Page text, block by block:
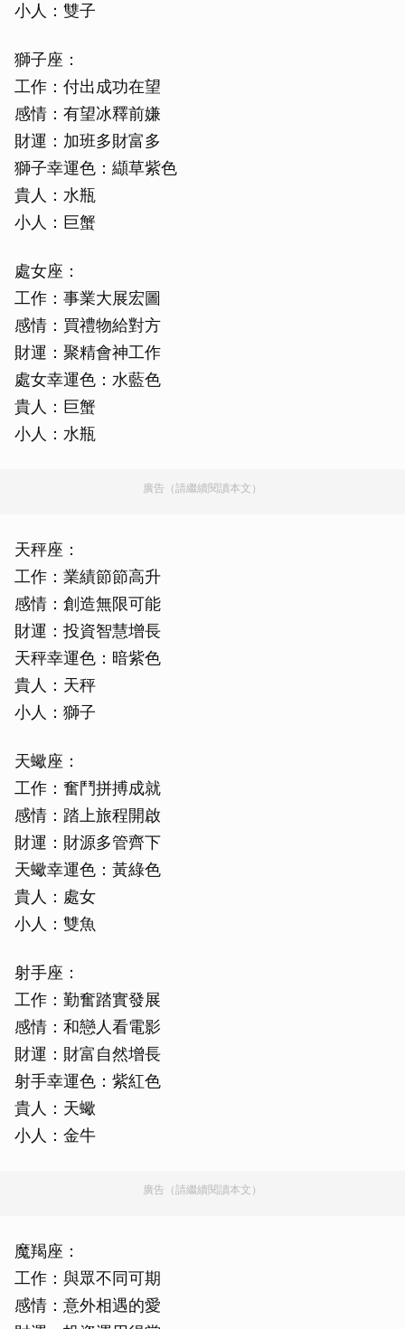
小人：雙子
獅子座：
工作：付出成功在望
感情：有望冰釋前嫌
財運：加班多財富多
獅子幸運色：纈草紫色
貴人：水瓶
小人：巨蟹
處女座：
工作：事業大展宏圖
感情：買禮物給對方
財運：聚精會神工作
處女幸運色：水藍色
貴人：巨蟹
小人：水瓶
廣告（請繼續閱讀本文）
天秤座：
工作：業績節節高升
感情：創造無限可能
財運：投資智慧增長
天秤幸運色：暗紫色
貴人：天秤
小人：獅子
天蠍座：
工作：奮鬥拼搏成就
感情：踏上旅程開啟
財運：財源多管齊下
天蠍幸運色：黃綠色
貴人：處女
小人：雙魚
射手座：
工作：勤奮踏實發展
感情：和戀人看電影
財運：財富自然增長
射手幸運色：紫紅色
貴人：天蠍
小人：金牛
廣告（請繼續閱讀本文）
魔羯座：
工作：與眾不同可期
感情：意外相遇的愛